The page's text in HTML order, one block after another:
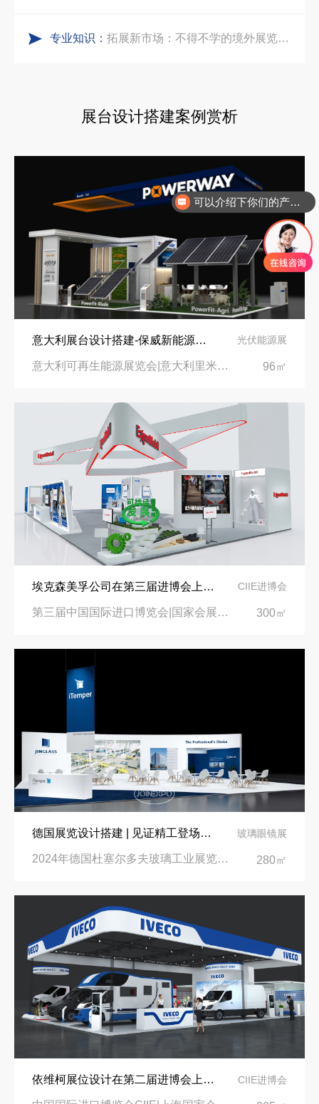
专业知识： 拓展新市场：不得不学的境外展览会参展指南
展台设计搭建案例赏析
意大利展台设计搭建-保威新能源在意大利里米尼会展中心推出最新产品-中励展览设计策划公司 光伏能源展
意大利可再生能源展览会|意大利里米尼会展中心 96㎡
埃克森美孚公司在第三届进博会上展示非凡的展台搭建设计 CIIE进博会
第三届中国国际进口博览会|国家会展中心 300㎡
德国展览设计搭建 | 见证精工登场玻璃工业展览会 Glasstec 2024 玻璃眼镜展
2024年德国杜塞尔多夫玻璃工业展览会Glasstec|德国杜塞尔多夫会展中心 280㎡
依维柯展位设计在第二届进博会上吸引万千瞩目 CIIE进博会
可以介绍下你们的产品么